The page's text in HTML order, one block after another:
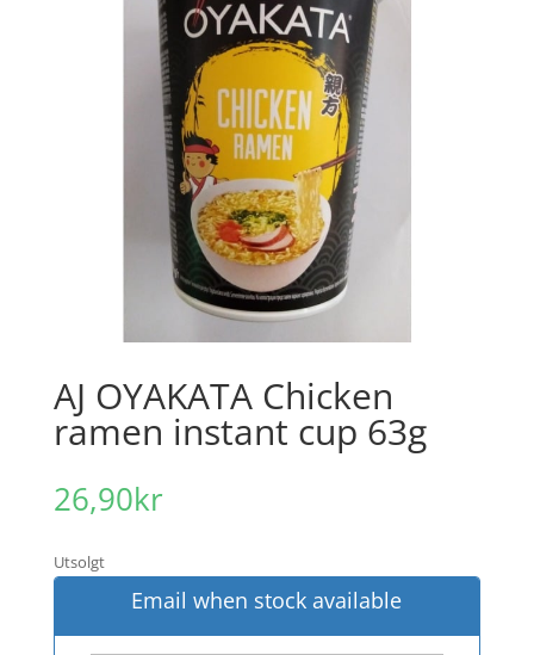
AJ OYAKATA Chicken
ramen instant cup 63g
26,90kr
Utsolgt
Email when stock available